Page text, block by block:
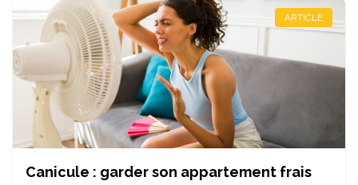
ARTICLE
Canicule : garder son appartement frais